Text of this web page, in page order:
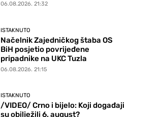
06.08.2026. 21:32
ISTAKNUTO
Načelnik Zajedničkog štaba OS
BiH posjetio povrijeđene
pripadnike na UKC Tuzla
06.08.2026. 21:15
ISTAKNUTO
/VIDEO/ Crno i bijelo: Koji događaji
su obilježili 6. august?